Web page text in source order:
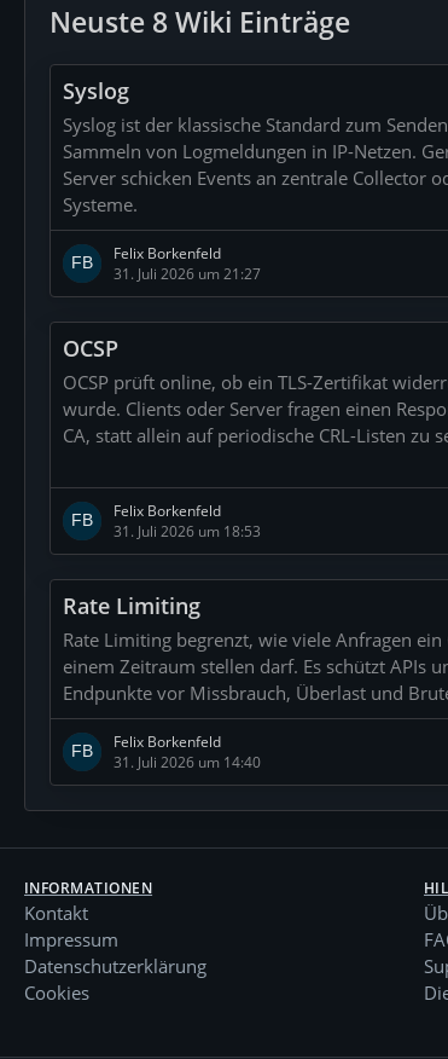
Neuste 8 Wiki Einträge
Syslog
Syslog ist der klassische Standard zum
Sammeln von Logmeldungen in IP-Netzen.
Server schicken Events an zentrale Collector
Systeme.
Felix Borkenfeld
31. Juli 2026 um 21:27
OCSP
OCSP prüft online, ob ein TLS-Zertifikat
wurde. Clients oder Server fragen einen
CA, statt allein auf periodische CRL-Listen zu
Felix Borkenfeld
31. Juli 2026 um 18:53
Rate Limiting
Rate Limiting begrenzt, wie viele Anfragen ein
einem Zeitraum stellen darf. Es schützt APIs
Endpunkte vor Missbrauch, Überlast und
Felix Borkenfeld
31. Juli 2026 um 14:40
INFORMATIONEN
Kontakt
Impressum
Datenschutzerklärung
Cookies